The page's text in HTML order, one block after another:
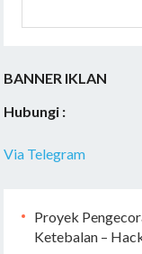
BANNER IKLAN
Hubungi :
Via Telegram
Proyek
Ketebalan –